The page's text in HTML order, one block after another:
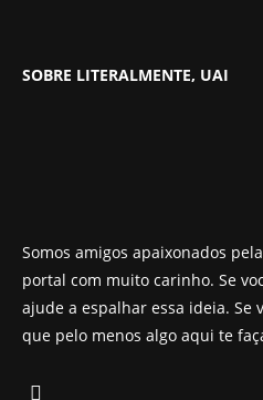
SOBRE LITERALMENTE, UAI
Somos amigos apaixonados
portal com muito carinho. Se
ajude a espalhar essa ideia. Se
que pelo menos algo aqui te